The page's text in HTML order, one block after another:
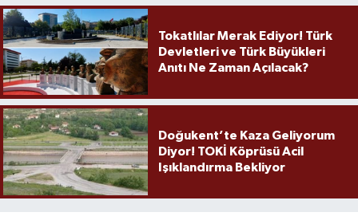
Tokatlılar Merak Ediyor! Türk
Devletleri ve Türk Büyükleri
Anıtı Ne Zaman Açılacak?
Doğukent’te Kaza Geliyorum
Diyor! TOKİ Köprüsü Acil
Işıklandırma Bekliyor